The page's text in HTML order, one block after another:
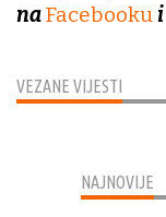
VEZANE VIJESTI
naFacebookui
NAJNOVIJE